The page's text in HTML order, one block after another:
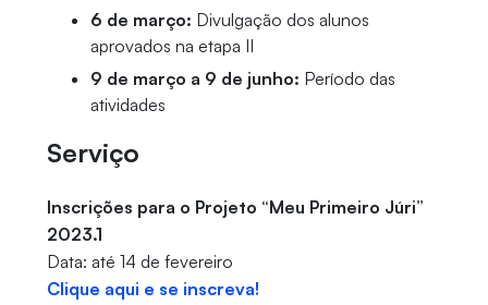
6 de março: Divulgação dos alunos
aprovados na etapa II
9 de março a 9 de junho: Período das
atividades
Serviço
Inscrições para o Projeto “Meu Primeiro Júri”
2023.1
Data: até 14 de fevereiro
Clique aqui e se inscreva!